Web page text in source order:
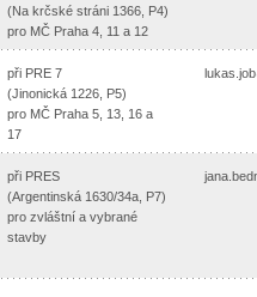
(Na krčské stráni 1366, P4)
pro MČ Praha 4, 11 a 12
při PRE 7
(Jinonická 1226, P5)
pro MČ Praha 5, 13, 16 a
17
při PRES
(Argentinská 1630/34a, P7)
pro zvláštní a vybrané
stavby